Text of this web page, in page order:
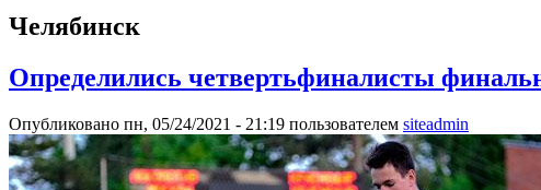
Челябинск
Определились четвертьфиналисты
Опубликовано пн, 05/24/2021 - 21:19 пользователем siteadmin